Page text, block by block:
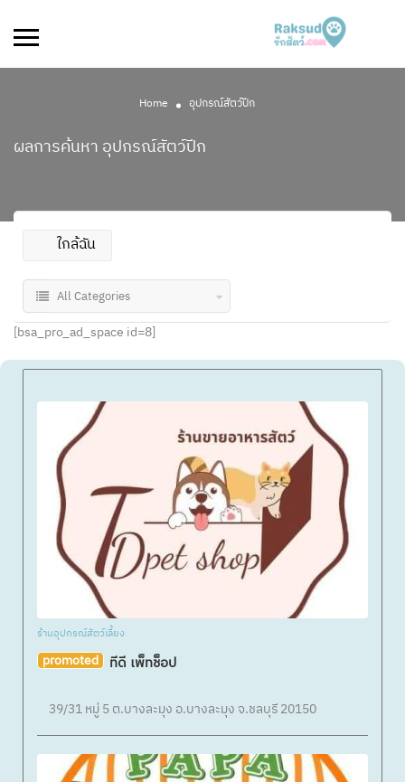
Home อุปกรณ์สัตว์ปีก
ผลการค้นหา อุปกรณ์สัตว์ปีก
ใกล้ฉัน
All Categories
[bsa_pro_ad_space id=8]
ร้านอุปกรณ์สัตว์เลี้ยง
promoted ทีดี เพ็ทช็อป
39/31 หมู่ 5 ต.บางละมุง อ.บางละมุง จ.ชลบุรี 20150